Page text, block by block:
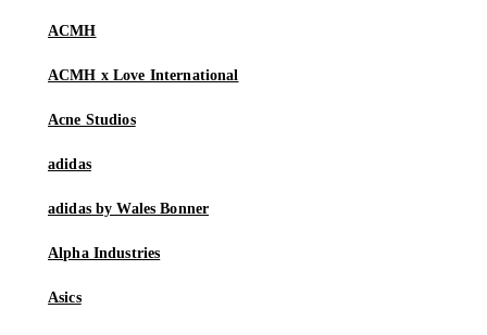
ACMH
ACMH x Love International
Acne Studios
adidas
adidas by Wales Bonner
Alpha Industries
Asics